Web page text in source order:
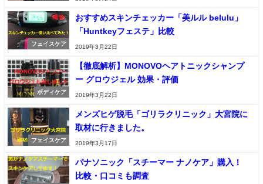
フェイスケア
おすすめスキンチェッカー「美ルル belulu」
「Huntkeyフェステ」比較
2019年3月22日
ボディケア
【徹底解析】MONOVOヘアトニックシャンプ
ー グロウジェル 効果・評価
2019年3月22日
フェイスケア
メンズヒゲ脱毛「ゴリラクリニック」大宮院に
取材に行きました。
2019年3月17日
パナソニック「スチーマー ナノケア」購入！
比較・口コミも調査